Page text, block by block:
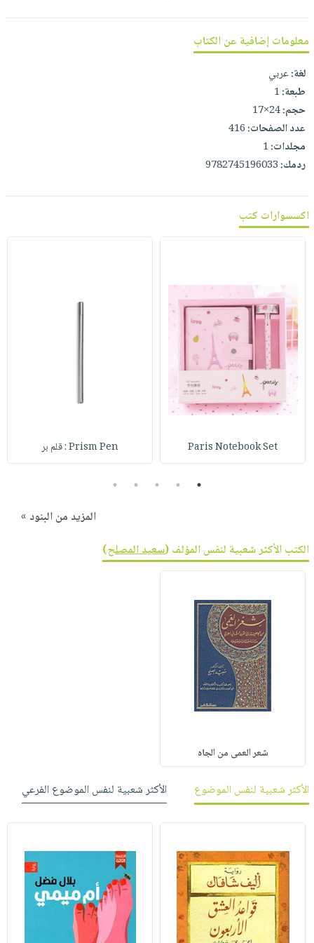
مناسبات
أسئلة
يتكرر
طرحها
خدمات
نيل
وفرات
انشر
كتابك
تواصل
معنا
عربة
التسوق
نشرة
الإصدارات
معلومات إضافية عن الكتاب
لغة:عربي
طبعة:1
حجم:24×17
عدد الصفحات:416
مجلدات:1
ردمك:9782745196033
اكسسوارات كتب
Paris Notebook Set Prism Pen : قلم بر
1
2
3
4
5
المزيد من البنود »
الكتب الأكثر شعبية لنفس المؤلف (سعيد المصلح)
شعر العمى من الجاه
الأكثر شعبية لنفس الموضوع الأكثر شعبية لنفس الموضوع الفرعي